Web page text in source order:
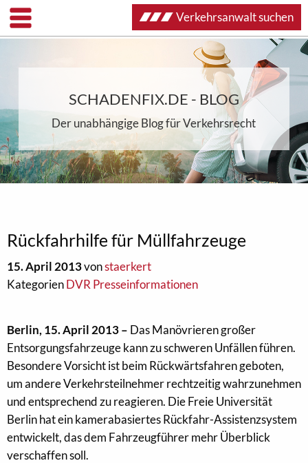
SCHADENFIX.DE - BLOG
Der unabhängige Blog für Verkehrsrecht
Rückfahrhilfe für Müllfahrzeuge
15. April 2013vonstaerkert
KategorienDVR Presseinformationen
Berlin, 15. April 2013 – Das Manövrieren großer
Entsorgungsfahrzeuge kann zu schweren Unfällen führen.
Besondere Vorsicht ist beim Rückwärtsfahren geboten,
um andere Verkehrsteilnehmer rechtzeitig wahrzunehmen
und entsprechend zu reagieren. Die Freie Universität
Berlin hat ein kamerabasiertes Rückfahr-Assistenzsystem
entwickelt, das dem Fahrzeugführer mehr Überblick
verschaffen soll.
Verkehrsanwalt suchen